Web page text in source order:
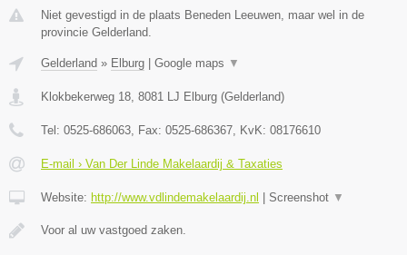
Niet gevestigd in de plaats Beneden Leeuwen, maar wel in de
provincie Gelderland.
Gelderland » Elburg Google maps ▼
Klokbekerweg 18 8081 LJ Elburg (Gelderland)
Tel: 0525-686063 , Fax: 0525-686367 , KvK: 08176610
E-mail › Van Der Linde Makelaardij & Taxaties
Website: http://www.vdlindemakelaardij.nl Screenshot ▼
Voor al uw vastgoed zaken.